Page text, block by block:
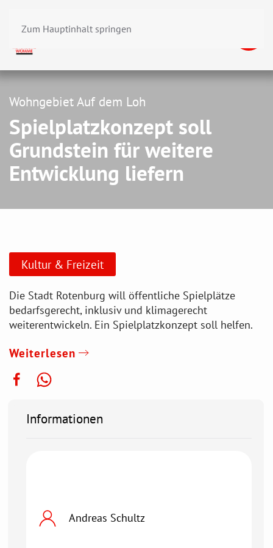
Zum Hauptinhalt springen
Wohngebiet Auf dem Loh
Spielplatzkonzept soll
Grundstein für weitere
Entwicklung liefern
Kultur & Freizeit
Die Stadt Rotenburg will öffentliche Spielplätze
bedarfsgerecht, inklusiv und klimagerecht
weiterentwickeln. Ein Spielplatzkonzept soll helfen.
Weiterlesen
Informationen
Andreas Schultz